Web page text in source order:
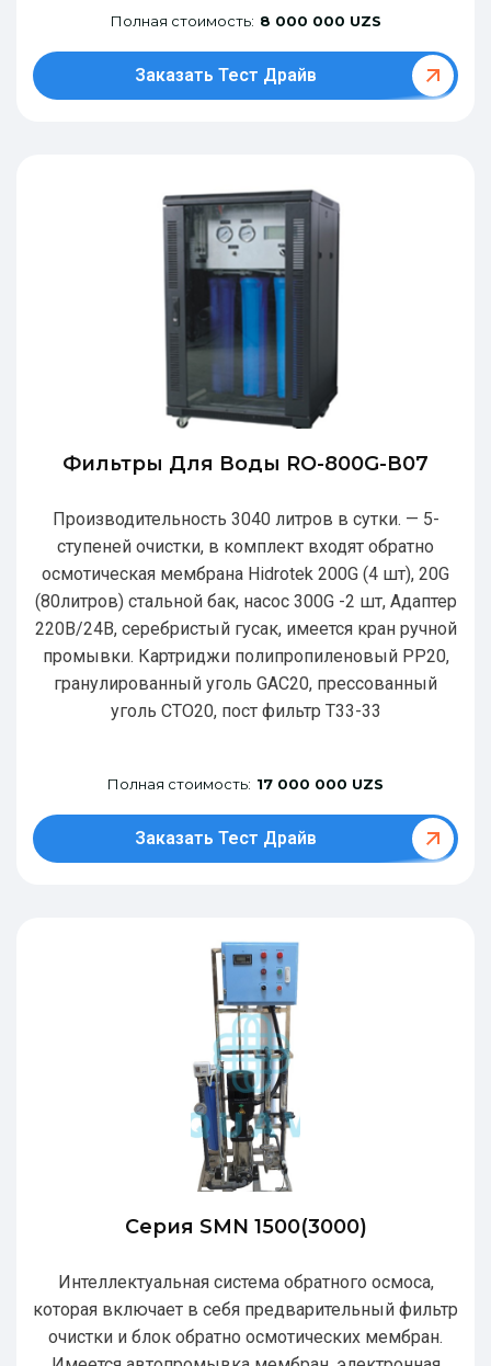
Полная стоимость: 8 000 000 UZS
Заказать Тест Драйв
Фильтры Для Воды RO-800G-В07
Производительность 3040 литров в сутки. — 5-
ступеней очистки, в комплект входят обратно
осмотическая мембрана Hidrotek 200G (4 шт), 20G
(80литров) стальной бак, насос 300G -2 шт, Адаптер
220В/24В, серебристый гусак, имеется кран ручной
промывки. Картриджи полипропиленовый РР20,
гранулированный уголь GAC20, прессованный
уголь CTO20, пост фильтр T33-33
Полная стоимость: 17 000 000 UZS
Заказать Тест Драйв
Серия SMN 1500(3000)
Интеллектуальная система обратного осмоса,
которая включает в себя предварительный фильтр
очистки и блок обратно осмотических мембран.